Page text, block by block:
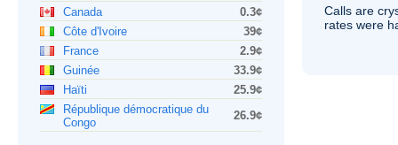
Canada
0.3¢
Côte d'Ivoire
39¢
France
2.9¢
Guinée
33.9¢
Haïti
25.9¢
République démocratique du
Congo
26.9¢
Calls are
rates were